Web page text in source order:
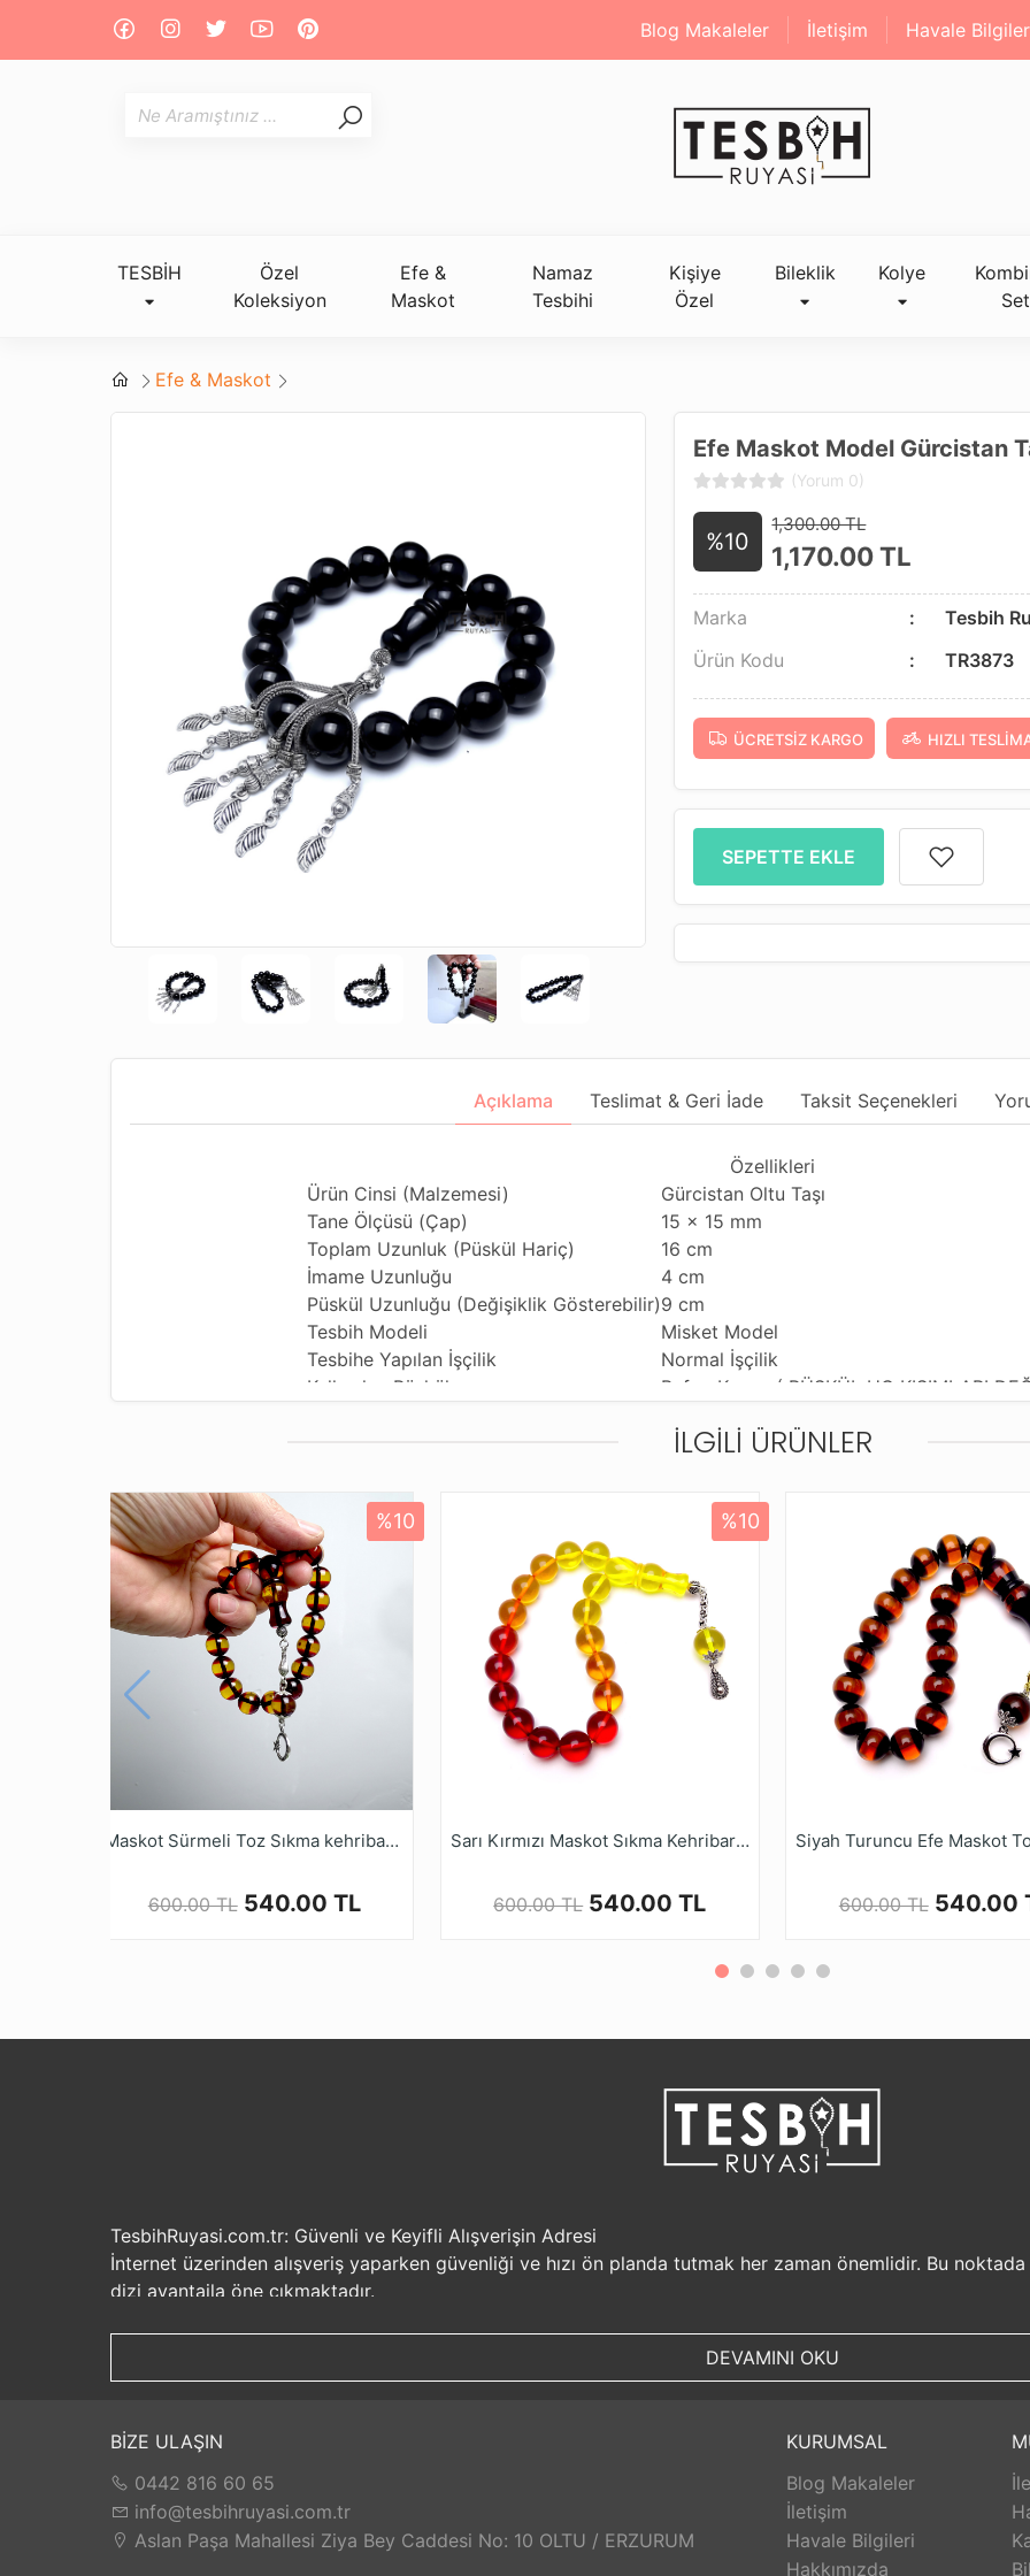
Blog Makaleler İletişim Havale
TESBİH
Özel
Koleksiyon
Efe &
Maskot
Namaz
Tesbihi
Kişiye
Özel
Bileklik Kolye
Set
Efe & Maskot
Efe Maskot Model Gürcistan
(Yorum 0)
%10
1,300.00 TL
1,170.00TL
Marka
Tesbih
Ürün Kodu
TR3873
ÜCRETSIZ KARGO HIZLI
SEPETTE EKLE
Açıklama Teslimat & Geri İade Taksit Seçenekleri
Özellikleri
Ürün Cinsi (Malzemesi)
Gürcistan Oltu Taşı
Tane Ölçüsü (Çap)
15 x 15 mm
Toplam Uzunluk (Püskül Hariç)
16 cm
İmame Uzunluğu
4 cm
Püskül Uzunluğu (Değişiklik Gösterebilir)9 cm
Tesbih Modeli
Misket Model
Tesbihe Yapılan İşçilik
Normal İşçilik
Kullanılan Püskül
Bafon Kamçı ( PÜSKÜL UC KISIMLARI
Tekli Çekime Uygun
Paketleme ve Gönderim Şekli
Standart Tesbih Kutusu ve Karton Taşıma
Ürün Açıklaması
* Gürcistan Oltu Taşı olarak bilinen Gürcistan Oltusu, Kırılgan bir yapıya sahiptir. Bu nedenle Genel
tekrar preslenerek kullanıma sunulmaktadır. Gürcistan Oltusu, Bu haliyle saf olmamakla birlikte Orijinal
* Gürcistan Oltusu, Tesbih üzerlerine yapılan tüm tasarım işlemeleri 1986 yılından günümüze gelen
uzaman kadrosuyla her çeşit Oltu Tesbihi hazır makine üretimi yerine tamamını el işçiliği ile özenle
* Tamamen el emeği göz nuru işçiliği ile yapmış olduğumuz Gürcistan Oltu tesbih modellerini, Kalite
Dijital Mağazamızda Türkiye’nin Tesbih Markası tesbihruyasi.com.tr Güvencesiyle güvenle alışveriş
İLGILI ÜRÜNLER
%10
Maskot Sürmeli Toz Sıkma kehribar Tesbih
600.00 TL 540.00 TL
%10
Sarı Kırmızı Maskot Sıkma Kehribar Tesbih
600.00 TL 540.00 TL 600.00 TL 540.00
TesbihRuyasi.com.tr: Güvenli ve Keyifli Alışverişin Adresi
İnternet üzerinden alışveriş yaparken güvenliği ve hızı ön planda tutmak her zaman önemlidir. Bu
dizi avantajla öne çıkmaktadır.
seçenekleri ile rahatça alışveriş yapabilirsiniz. Sizin için değerli olan bilgilerin güvende olduğunu bilerek,
İade ve Değişim İmkanı: Memnuniyetsizlik durumunda TesbihRuyasi.com.tr,
iade ve değişim imkanı sunar.
değilse, kolayca iade edebilir veya değişim yapabilirsiniz. Bu sayede alışveriş deneyiminizde herhangi
Satış Sonrası Destek: TesbihRuyasi.com.tr, satın aldığınız ürünlerin arkasında durur ve satış sonrası
yaşarsanız veya yardıma ihtiyacınız olursa, müşteri hizmetleri ekibi size yardımcı olacaktır. Bu sayede
TesbihRuyasi.com.tr güvenli, hızlı ve müşteri odaklı bir alışveriş deneyimi sunar. Siz de bu avantajlardan
DEVAMINI OKU
BİZE ULAŞIN
0442 816 60 65
info@tesbihruyasi.com.tr
Aslan Paşa Mahallesi Ziya Bey Caddesi No: 10 OLTU / ERZURUM
KURUMSAL
Blog Makaleler
İletişim
Havale Bilgileri
Hakkımızda